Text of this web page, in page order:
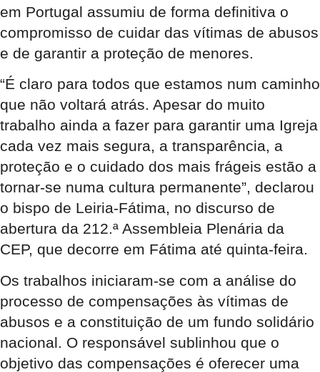
em Portugal assumiu de forma definitiva o
compromisso de cuidar das vítimas de abusos
e de garantir a proteção de menores.
“É claro para todos que estamos num caminho
que não voltará atrás. Apesar do muito
trabalho ainda a fazer para garantir uma Igreja
cada vez mais segura, a transparência, a
proteção e o cuidado dos mais frágeis estão a
tornar-se numa cultura permanente”, declarou
o bispo de Leiria-Fátima, no discurso de
abertura da 212.ª Assembleia Plenária da
CEP, que decorre em Fátima até quinta-feira.
Os trabalhos iniciaram-se com a análise do
processo de compensações às vítimas de
abusos e a constituição de um fundo solidário
nacional. O responsável sublinhou que o
objetivo das compensações é oferecer uma